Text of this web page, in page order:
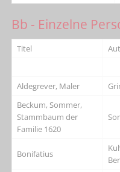
Bb - Einzelne
Titel
Aldegrever, Maler
Beckum, Sommer,
Stammbaum der
Familie 1620
Bonifatius